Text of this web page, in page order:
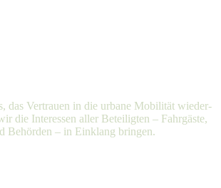
das Vertrauen in die urbane Mobilität wieder­
die Interessen aller Beteiligten – Fahrgäste,
Behörden – in Einklang bringen.